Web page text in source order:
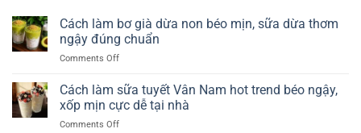
Cách làm bơ già dừa non béo mịn, sữa dừa thơm
ngậy đúng chuẩn
Comments Offon
làm
già
dừa
Cách làm sữa tuyết Vân Nam hot trend béo ngậy,
xốp mịn cực dễ tại nhà
Comments Offon